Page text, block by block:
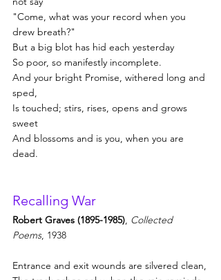
"Come, what was your record when you
drew breath?"
But a big blot has hid each yesterday
So poor, so manifestly incomplete.
And your bright Promise, withered long and
sped,
Is touched; stirs, rises, opens and grows
sweet
And blossoms and is you, when you are
dead.
Recalling War
Robert Graves (1895-1985), Collected
Poems, 1938
Entrance and exit wounds are silvered clean,